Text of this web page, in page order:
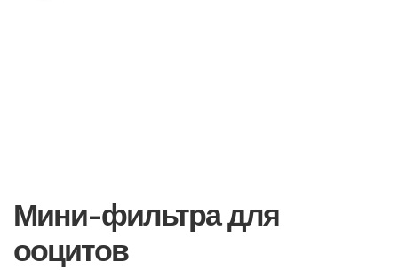
Мини-фильтра для
ооцитов